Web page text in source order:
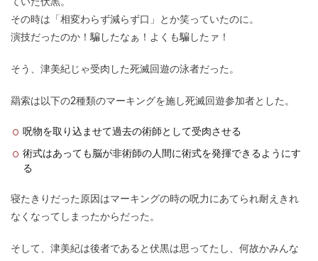
ていた伏黒。
その時は「相変わらず減らず口」とか笑っていたのに。
演技だったのか！騙したなぁ！よくも騙したァ！
そう、津美紀じゃ受肉した死滅回遊の泳者だった。
羂索は以下の2種類のマーキングを施し死滅回遊参加者とした。
呪物を取り込ませて過去の術師として受肉させる
術式はあっても脳が非術師の人間に術式を発揮できるようにす
る
寝たきりだった原因はマーキングの時の呪力にあてられ耐えきれ
なくなってしまったからだった。
そして、津美紀は後者であると伏黒は思ってたし、何故かみんな